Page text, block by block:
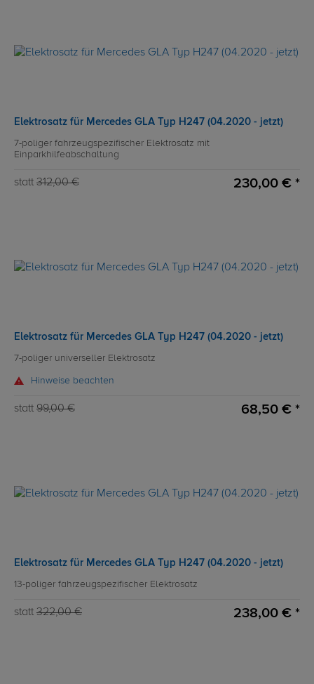
Elektrosatz für Mercedes GLA Typ H247 (04.2020 - jetzt)
7-poliger fahrzeugspezifischer Elektrosatz mit
Einparkhilfeabschaltung
statt 312,00 € 230,00 € *
Elektrosatz für Mercedes GLA Typ H247 (04.2020 - jetzt)
7-poliger universeller Elektrosatz
Hinweise beachten
statt 99,00 € 68,50 € *
Elektrosatz für Mercedes GLA Typ H247 (04.2020 - jetzt)
13-poliger fahrzeugspezifischer Elektrosatz
statt 322,00 € 238,00 € *